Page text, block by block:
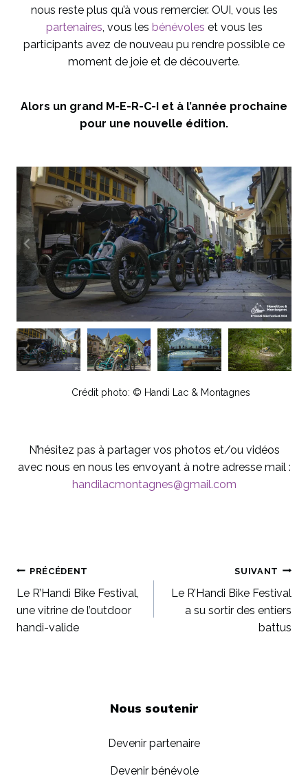
nous reste plus qu’à vous remercier. OUI, vous les
partenaires, vous les bénévoles et vous les
participants avez de nouveau pu rendre possible ce
moment de joie et de découverte.
Alors un grand M-E-R-C-I et à l’année prochaine
pour une nouvelle édition.
Crédit photo: © Handi Lac & Montagnes
N’hésitez pas à partager vos photos et/ou vidéos
avec nous en nous les envoyant à notre adresse mail :
handilacmontagnes@gmail.com
Navigation
de
PRÉCÉDENT
Le R’Handi Bike Festival,
une vitrine de l’outdoor
handi-valide
SUIVANT
Le R’Handi Bike Festival
a su sortir des entiers
battus
Nous soutenir
Devenir partenaire
Devenir bénévole